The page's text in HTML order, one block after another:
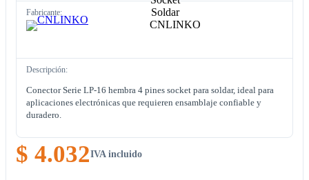
Fabricante:
Descripción:
Conector Serie LP-16 hembra 4 pines socket para soldar, ideal para
aplicaciones electrónicas que requieren ensamblaje confiable y
duradero.
$ 4.032IVA incluido